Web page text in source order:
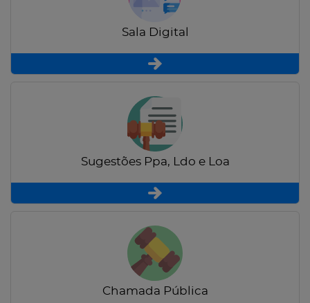
Sala Digital
Sugestões Ppa, Ldo e Loa
Chamada Pública